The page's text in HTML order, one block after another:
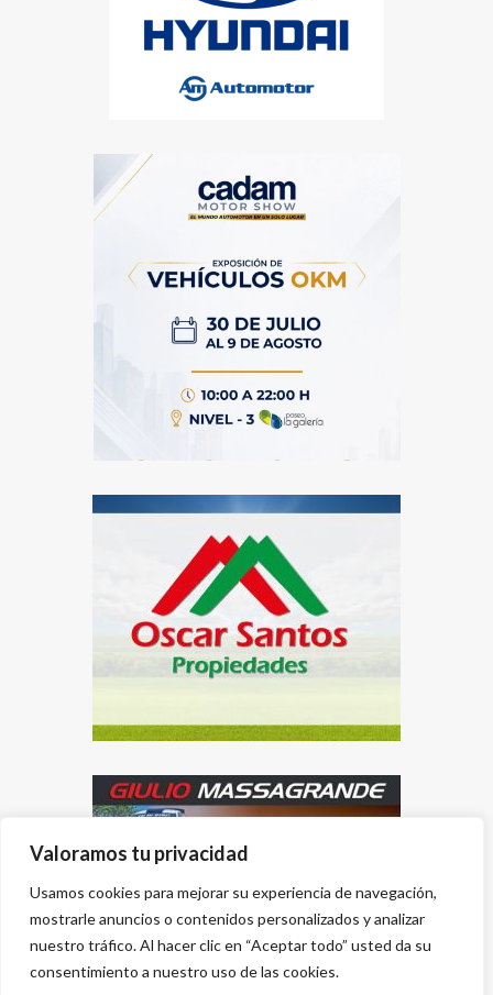
Valoramos tu privacidad
Usamos cookies para mejorar su experiencia de navegación,
mostrarle anuncios o contenidos personalizados y analizar
nuestro tráfico. Al hacer clic en “Aceptar todo” usted da su
consentimiento a nuestro uso de las cookies.